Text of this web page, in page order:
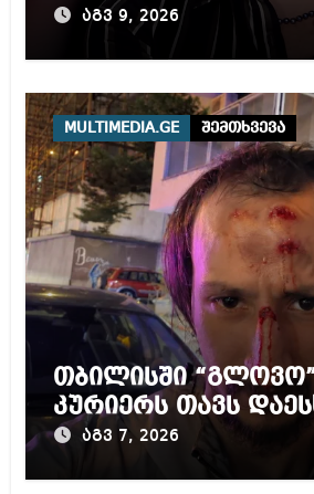
აგვ 9, 2026
MULTIMEDIA.GE შემთხვევა
თბილისში
კურიერს თავს
აგვ 7, 2026